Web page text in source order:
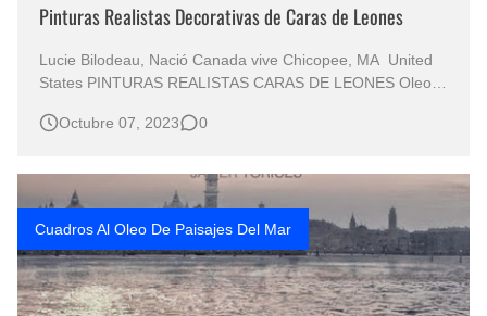
Pinturas Realistas Decorativas de Caras de Leones
Lucie Bilodeau, Nació Canada vive Chicopee, MA United
States PINTURAS REALISTAS CARAS DE LEONES Oleos
Caras de Leones Lucie Bilodeau destaca con convicción:
alguna manera, aportar al mu…
Octubre 07, 2023 0
Cuadros Al Oleo De Paisajes Del Mar